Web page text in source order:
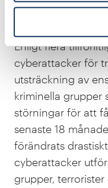
verksamhet och
Enligt flera
cyberattacker för
utsträckning av
kriminella grupper
störningar för att
senaste 18
förändrats
cyberattacker
grupper,